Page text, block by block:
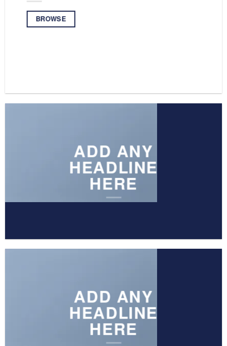
BROWSE
ADD ANY
HEADLINE
HERE
ADD ANY
HEADLINE
HERE